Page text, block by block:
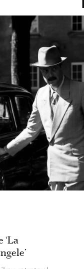
‘La